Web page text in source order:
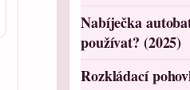
Nabíječka
používat? (2025)
Rozkládací